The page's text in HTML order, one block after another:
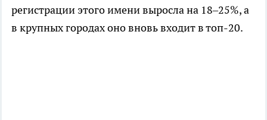
регистрации этого имени выросла на 18–25%, а
в крупных городах оно вновь входит в топ-20.